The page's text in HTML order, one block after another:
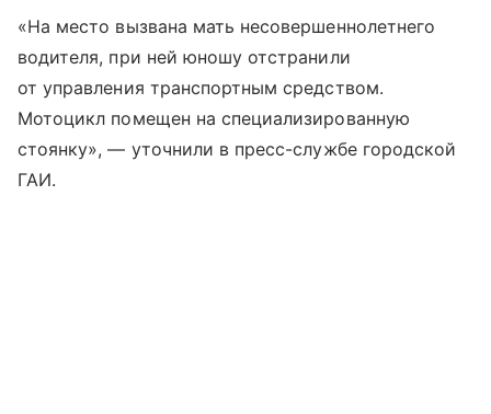
«На место вызвана мать несовершеннолетнего
водителя, при ней юношу отстранили
от управления транспортным средством.
Мотоцикл помещен на специализированную
стоянку», — уточнили в пресс-службе городской
ГАИ.